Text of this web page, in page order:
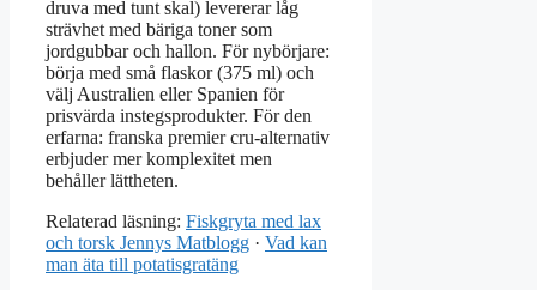
druva med tunt skal) levererar låg
strävhet med bäriga toner som
jordgubbar och hallon. För nybörjare:
börja med små flaskor (375 ml) och
välj Australien eller Spanien för
prisvärda instegsprodukter. För den
erfarna: franska premier cru-alternativ
erbjuder mer komplexitet men
behåller lättheten.
Relaterad läsning: Fiskgryta med lax
och torsk Jennys Matblogg · Vad kan
man äta till potatisgratäng